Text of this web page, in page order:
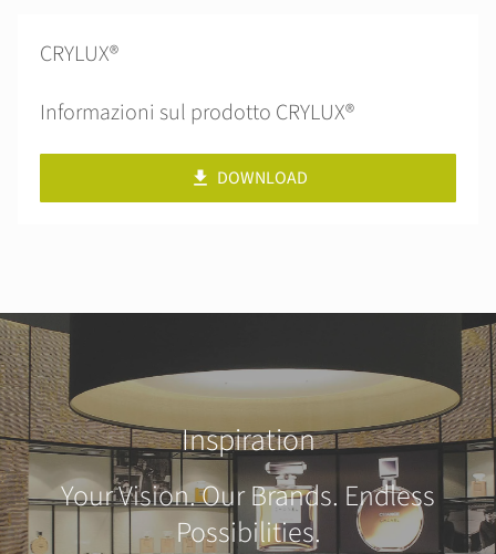
CRYLUX®
Informazioni sul prodotto CRYLUX®
DOWNLOAD
Inspiration
Your Vision. Our Brands. Endless
Possibilities.